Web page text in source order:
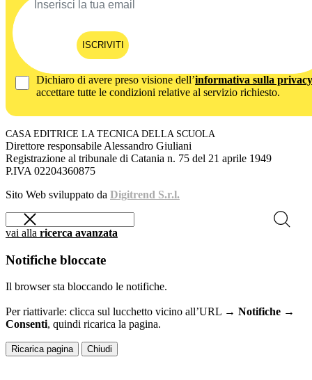
ISCRIVITI
Dichiaro di avere preso visione dell’informativa sulla privacy
accettare tutte le condizioni relative al servizio richiesto.
CASA EDITRICE LA TECNICA DELLA SCUOLA
Direttore responsabile Alessandro Giuliani
Registrazione al tribunale di Catania n. 75 del 21 aprile 1949
P.IVA 02204360875
Sito Web sviluppato da Digitrend S.r.l.
vai alla ricerca avanzata
Notifiche bloccate
Il browser sta bloccando le notifiche.
Per riattivarle: clicca sul lucchetto vicino all’URL → Notifiche →
Consenti, quindi ricarica la pagina.
Ricarica pagina Chiudi